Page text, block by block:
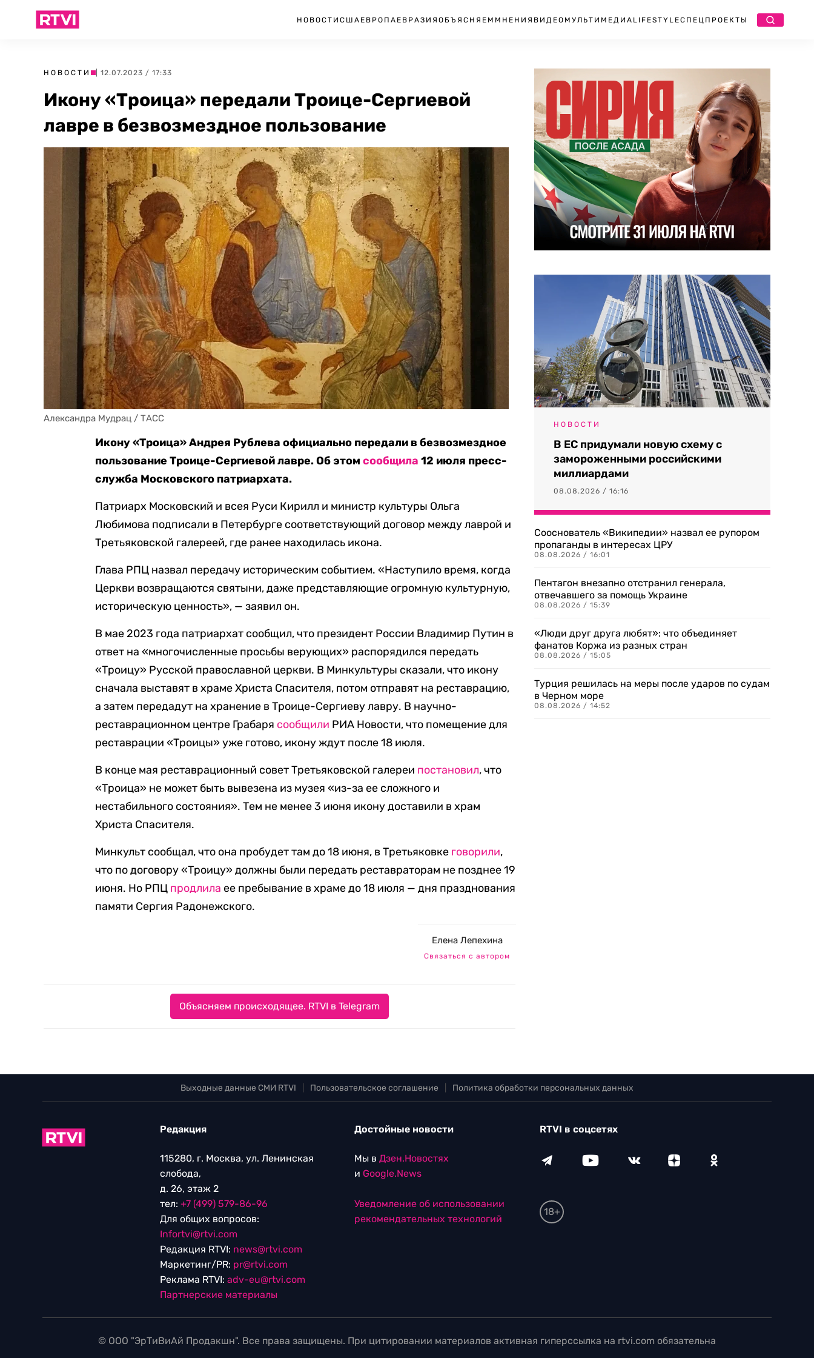
НОВОСТИ США ЕВРОПА ЕВРАЗИЯ ОБЪЯСНЯЕМ МНЕНИЯ ВИДЕО МУЛЬТИМЕДИА LIFESTYLEСПЕЦПРОЕКТЫ
НОВОСТИ | 12.07.2023 / 17:33
Икону «Троица» передали Троице-Сергиевой
лавре в безвозмездное пользование
Александра Мудрац / ТАСС
Икону «Троица» Андрея Рублева официально передали в безвозмездное
пользование Троице-Сергиевой лавре. Об этомсообщила 12 июля пресс-
служба Московского патриархата.
Патриарх Московский и всея Руси Кирилл и министр культуры Ольга
Любимова подписали в Петербурге соответствующий договор между лаврой и
Третьяковской галереей, где ранее находилась икона.
Глава РПЦ назвал передачу историческим событием. «Наступило время, когда
Церкви возвращаются святыни, даже представляющие огромную культурную,
историческую ценность», — заявил он.
В мае 2023 года патриархат сообщил, что президент России Владимир Путин в
ответ на «многочисленные просьбы верующих» распорядился передать
«Троицу» Русской православной церкви. В Минкультуры сказали, что икону
сначала выставят в храме Христа Спасителя, потом отправят на реставрацию,
а затем передадут на хранение в Троице-Сергиеву лавру. В научно-
реставрационном центре Грабаря сообщили РИА Новости, что помещение для
реставрации «Троицы» уже готово, икону ждут после 18 июля.
В конце мая реставрационный совет Третьяковской галереи постановил, что
«Троица» не может быть вывезена из музея «из-за ее сложного и
нестабильного состояния». Тем не менее 3 июня икону доставили в храм
Христа Спасителя.
Минкульт сообщал, что она пробудет там до 18 июня, в Третьяковке говорили,
что по договору «Троицу» должны были передать реставраторам не позднее 19
июня. Но РПЦ продлила ее пребывание в храме до 18 июля —дня празднования
памяти Сергия Радонежского.
Елена Лепехина
Связаться с автором
Объясняем происходящее. RTVI в Telegram
НОВОСТИ
В ЕС придумали новую схему с
замороженными российскими
миллиардами
08.08.2026 / 16:16
Сооснователь «Википедии» назвал ее рупором
пропаганды в интересах ЦРУ
08.08.2026 / 16:01
Пентагон внезапно отстранил генерала,
отвечавшего за помощь Украине
08.08.2026 / 15:39
«Люди друг друга любят»: что объединяет
фанатов Коржа из разных стран
08.08.2026 / 15:05
Турция решилась на меры после ударов по судам
в Черном море
08.08.2026 / 14:52
Выходные данные СМИ RTVI Пользовательское соглашение Политика обработки персональных данных
Редакция
115280, г. Москва, ул. Ленинская
слобода,
д. 26, этаж 2
тел: +7 (499) 579-86-96
Для общих вопросов:
Infortvi@rtvi.com
Редакция RTVI: news@rtvi.com
Маркетинг/PR: pr@rtvi.com
Реклама RTVI: adv-eu@rtvi.com
Партнерские материалы
Достойные новости
Мы в Дзен.Новостях
и Google.News
Уведомление об использовании
рекомендательных технологий
RTVI в соцсетях
18+
© ООО "ЭрТиВиАй Продакшн". Все права защищены. При цитировании материалов активная гиперссылка на rtvi.com обязательна